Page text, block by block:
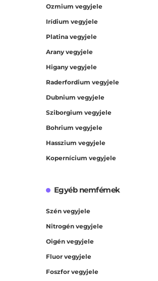
Ozmium vegyjele
Irídium vegyjele
Platina vegyjele
Arany vegyjele
Higany vegyjele
Raderfordium vegyjele
Dubnium vegyjele
Sziborgium vegyjele
Bohrium vegyjele
Hasszium vegyjele
Kopernícium vegyjele
Egyéb nemfémek
Szén vegyjele
Nitrogén vegyjele
Oigén vegyjele
Fluor vegyjele
Foszfor vegyjele